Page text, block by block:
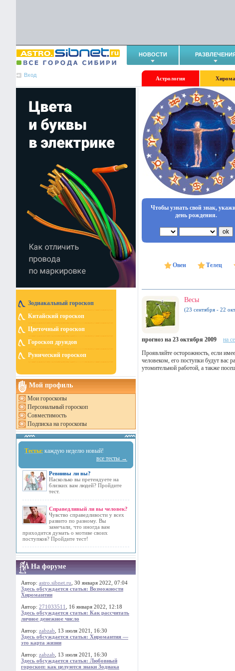
НОВОСТИ
Вход
Астрология
Зодиакальный гороскоп
Китайский гороскоп
Цветочный гороскоп
Гороскоп друидов
Рунический гороскоп
Мой профиль
Мои гороскопы
Персональный гороскоп
Совместимость
Подписка на гороскопы
Тесты: каждую неделю новый!
все тесты →
Ревнивы ли вы?
Насколько вы претендуете на
близких вам людей? Пройдите
тест.
Справедливый ли вы человек?
Чувство справедливости у всех
развито по разному. Вы
замечали, что иногда вам
приходится думать о мотиве своих
поступков? Пройдите тест!
На форуме
Автор: astro.sibnet.ru , 30 января 2022, 07:04
Здесь обсуждается статья: Возможности
Хиромантии
Автор: 271033511
, 16 января 2022, 12:18
Здесь обсуждается статья: Как рассчитать
личное денежное число
Автор: zabzab , 13 июля 2021, 16:30
Здесь обсуждается статья: Хиромантия —
это карта жизни
Автор: zabzab , 13 июля 2021, 16:30
Здесь обсуждается статья: Любовный
гороскоп: как целуются знаки Зодиака
Чтобы узнать свой знак,
день рождения.
Овен Телец
Весы
(23 сентября - 22
прогноз на 23 октября 2009 на
Проявляйте осторожность, если
человеком, его поступки будут вас
утомительной работой, а также